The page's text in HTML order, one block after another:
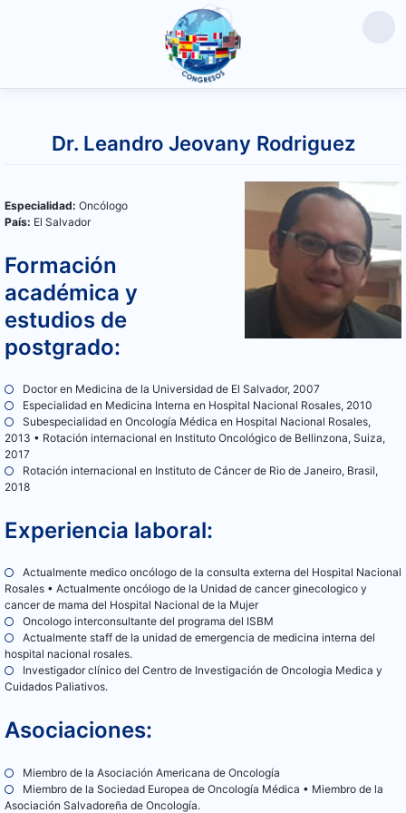
Dr. Leandro Jeovany Rodriguez
Especialidad: Oncólogo
País: El Salvador
Formación
académica y
estudios de
postgrado:
Doctor en Medicina de la Universidad de El Salvador, 2007
Especialidad en Medicina Interna en Hospital Nacional Rosales, 2010
Subespecialidad en Oncología Médica en Hospital Nacional Rosales,
2013 • Rotación internacional en Instituto Oncológico de Bellinzona, Suiza,
2017
Rotación internacional en Instituto de Cáncer de Rio de Janeiro, Brasil,
2018
Experiencia laboral:
Actualmente medico oncólogo de la consulta externa del Hospital Nacional
Rosales • Actualmente oncólogo de la Unidad de cancer ginecologico y
cancer de mama del Hospital Nacional de la Mujer
Oncologo interconsultante del programa del ISBM
Actualmente staff de la unidad de emergencia de medicina interna del
hospital nacional rosales.
Investigador clínico del Centro de Investigación de Oncologia Medica y
Cuidados Paliativos.
Asociaciones:
Miembro de la Asociación Americana de Oncología
Miembro de la Sociedad Europea de Oncología Médica • Miembro de la
Asociación Salvadoreña de Oncología.